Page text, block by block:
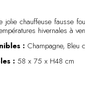
jolie chauffeuse fausse
hivernales à
: Champagne, Bleu
: 58 x 75 x H48 cm